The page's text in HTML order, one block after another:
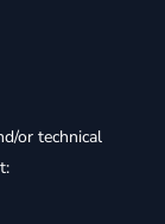
or technical